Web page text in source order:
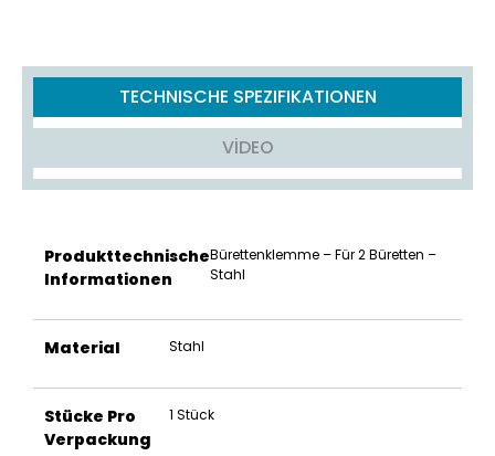
TECHNISCHE SPEZIFIKATIONEN
VİDEO
Produkttechnische
Informationen
Bürettenklemme – Für 2 Büretten –
Stahl
Material Stahl
Stücke Pro
Verpackung
1 Stück